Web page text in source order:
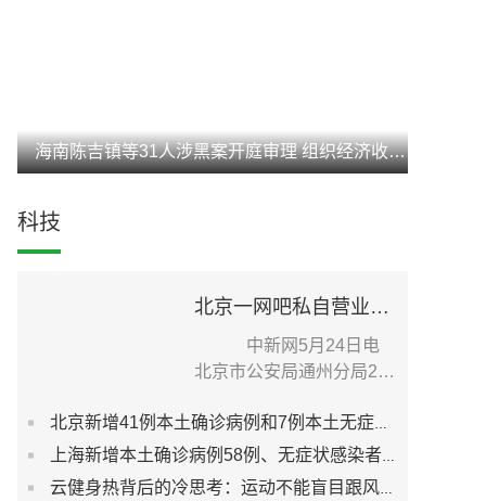
海南陈吉镇等31人涉黑案开庭审理 组织经济收入达3亿元
科技
北京一网吧私自营业致疫情传播扩散 老板被刑事立案调查
中新网5月24日电
北京市公安局通州分局24
北京新增41例本土确诊病例和7例本土无症状感染者
上海新增本土确诊病例58例、无症状感染者422例
云健身热背后的冷思考：运动不能盲目跟风而是生活习惯